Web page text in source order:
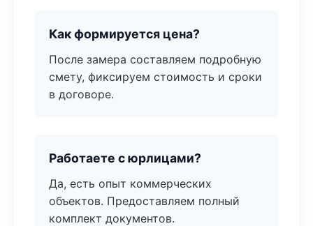
Как формируется цена?
После замера составляем подробную
смету, фиксируем стоимость и сроки
в договоре.
Работаете с юрлицами?
Да, есть опыт коммерческих
объектов. Предоставляем полный
комплект документов.